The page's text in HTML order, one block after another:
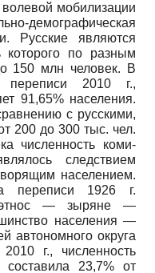
мобилизации
демографическая
Русские являются
которого по разным
150 млн человек. В
переписи 2010 г.,
91,65% населения.
с русскими,
200 до 300 тыс. чел.
численность коми-
следствием
населением.
переписи 1926 г.
этнос — зыряне —
населения —
автономного округа
г., численность
23,7% от